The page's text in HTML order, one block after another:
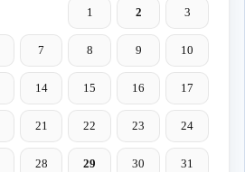
1 2 3
7 8 9 10
14 15 16 17
21 22 23 24
28 29 30 31